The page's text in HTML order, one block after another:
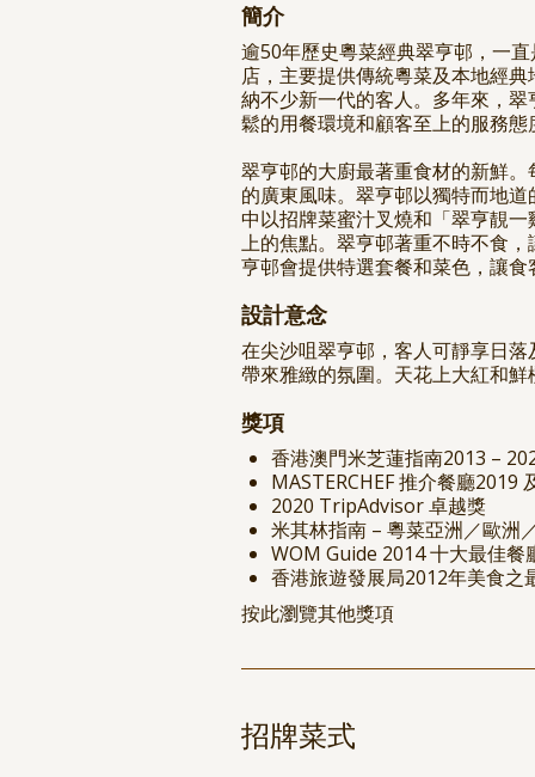
簡介
逾50年歷史粵菜經典翠亨邨，一
店，主要提供傳統粵菜及本地經
納不少新一代的客人。多年來，
鬆的用餐環境和顧客至上的服務態
翠亨邨的大廚最著重食材的新鮮
的廣東風味。翠亨邨以獨特而地
中以招牌菜蜜汁叉燒和「翠亨靚
上的焦點。翠亨邨著重不時不食
亨邨會提供特選套餐和菜色，讓食
設計意念
在尖沙咀翠亨邨，客人可靜享日
帶來雅緻的氛圍。天花上大紅和
獎項
香港澳門米芝蓮指南2013 –
MASTERCHEF 推介餐廳2019
2020 TripAdvisor 卓越獎
米其林指南 – 粵菜亞洲／歐洲
WOM Guide 2014 十大最佳餐
香港旅遊發展局2012年美食之
按此瀏覽其他獎項
招牌菜式